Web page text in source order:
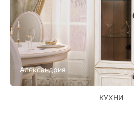
КУХНИ
Александрия